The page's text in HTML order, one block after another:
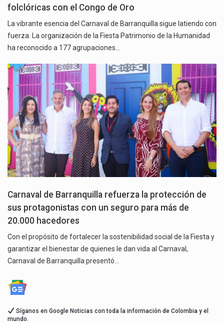
folclóricas con el Congo de Oro
La vibrante esencia del Carnaval de Barranquilla sigue latiendo con
fuerza. La organización de la Fiesta Patrimonio de la Humanidad
ha reconocido a 177 agrupaciones…
Carnaval de Barranquilla refuerza la protección de
sus protagonistas con un seguro para más de
20.000 hacedores
Con el propósito de fortalecer la sostenibilidad social de la Fiesta y
garantizar el bienestar de quienes le dan vida al Carnaval,
Carnaval de Barranquilla presentó…
Síganos en Google Noticias con toda la información de Colombia y el
mundo.